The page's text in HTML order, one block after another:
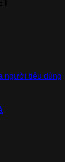
người tiêu dùng